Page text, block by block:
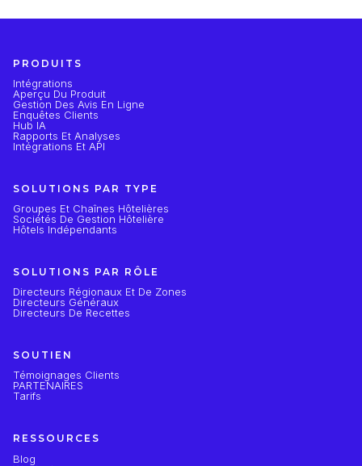
PRODUITS
Intégrations
Aperçu Du Produit
Gestion Des Avis En Ligne
Enquêtes Clients
Hub IA
Rapports Et Analyses
Intégrations Et API
SOLUTIONS PAR TYPE
Groupes Et Chaînes Hôtelières
Sociétés De Gestion Hôtelière
Hôtels Indépendants
SOLUTIONS PAR RÔLE
Directeurs Régionaux Et De Zones
Directeurs Généraux
Directeurs De Recettes
SOUTIEN
Témoignages Clients
PARTENAIRES
Tarifs
RESSOURCES
Blog